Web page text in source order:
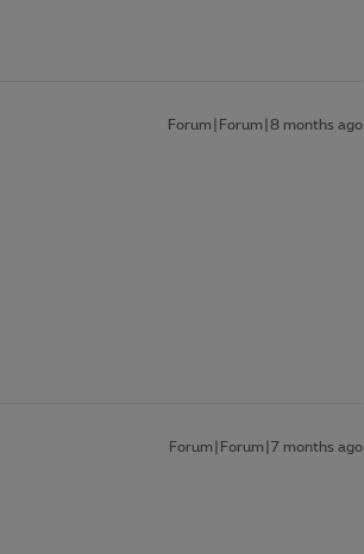
Forum|Forum|8 months ago
Forum|Forum|7 months ago